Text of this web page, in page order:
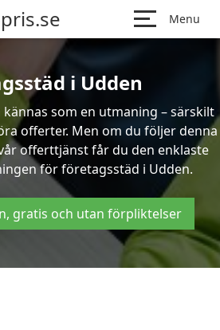
Menu
i Udden
som en utmaning – särskilt
offerter. Men om du följer denna
offerttjänst får du den enklaste
för företagsstäd i Udden.
gratis och utan förpliktelser